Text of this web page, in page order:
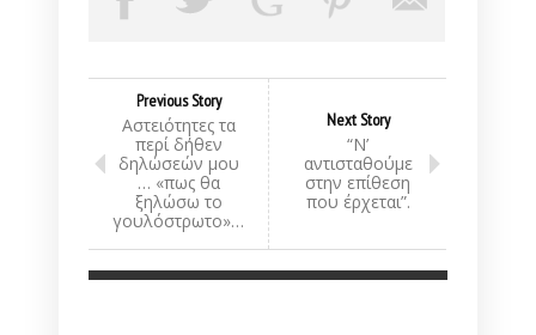
Previous Story
Αστειότητες τα
περί δήθεν
δηλώσεών μου
… «πως θα
ξηλώσω το
γουλόστρωτο»…
Next Story
“Ν’
αντισταθούμε
στην επίθεση
που έρχεται”.